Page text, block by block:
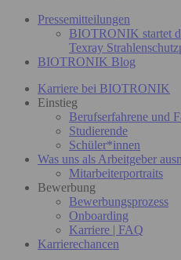
Pressemitteilungen
BIOTRONIK startet
Texray
BIOTRONIK Blog
Karriere bei BIOTRONIK
Einstieg
Berufserfahrene und
Studierende
Schüler*innen
Was uns als Arbeitgeber
Mitarbeiterportraits
Bewerbung
Bewerbungsprozess
Onboarding
Karriere | FAQ
Karrierechancen